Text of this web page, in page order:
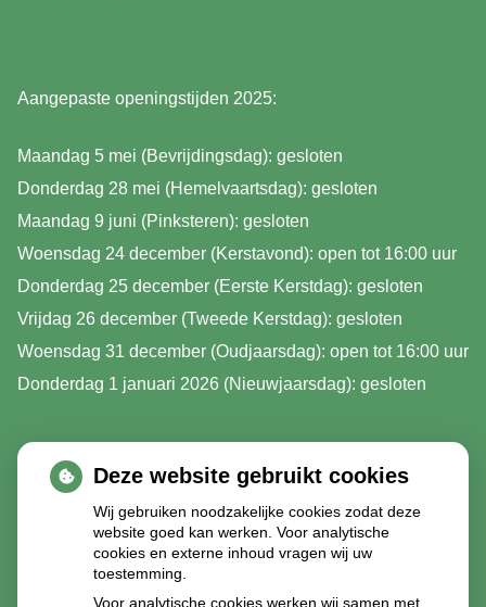
Aangepaste openingstijden 2025:
Maandag 5 mei (Bevrijdingsdag): gesloten
Donderdag 28 mei (Hemelvaartsdag): gesloten
Maandag 9 juni (Pinksteren): gesloten
Woensdag 24 december (Kerstavond): open tot 16:00 uur
Donderdag 25 december (Eerste Kerstdag): gesloten
Vrijdag 26 december (Tweede Kerstdag): gesloten
Woensdag 31 december (Oudjaarsdag): open tot 16:00 uur
Donderdag 1 januari 2026 (Nieuwjaarsdag): gesloten
Deze website gebruikt cookies
Wij gebruiken noodzakelijke cookies zodat deze
website goed kan werken. Voor analytische
cookies en externe inhoud vragen wij uw
toestemming.
Voor analytische cookies werken wij samen met